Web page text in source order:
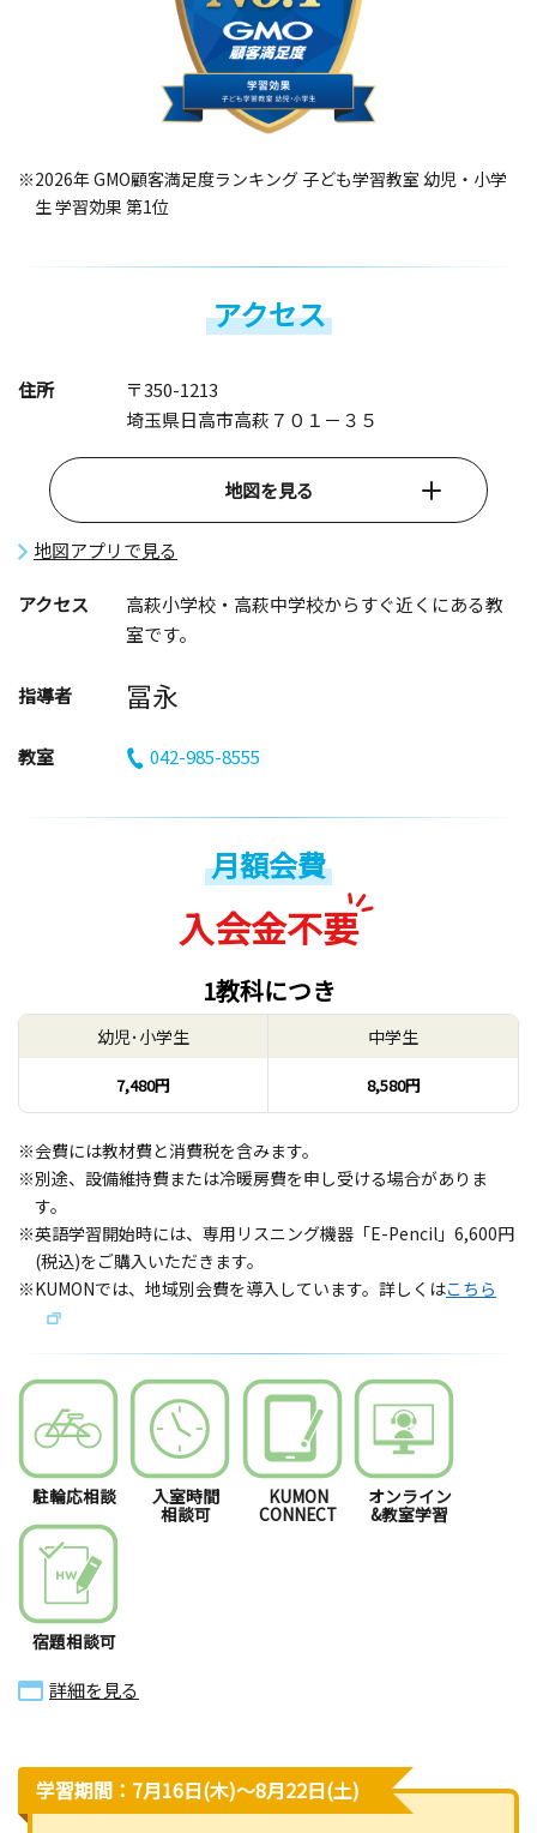
※2026年 GMO顧客満足度ランキング 子ども学習教室 幼児・小学
生 学習効果 第1位
アクセス
住所
〒350-1213
埼玉県日高市高萩７０１－３５
地図を見る
地図アプリで見る
アクセス
高萩小学校・高萩中学校からすぐ近くにある教
室です。
指導者 冨永
教室 042-985-8555
月額会費
入会金不要
1教科につき
幼児･小学生
7,480円
中学生
8,580円
※会費には教材費と消費税を含みます。
※別途、設備維持費または冷暖房費を申し受ける場合がありま
す。
※英語学習開始時には、専用リスニング機器「E-Pencil」6,600円
(税込)をご購入いただきます。
※KUMONでは、地域別会費を導入しています。詳しくはこちら
駐輪応相談 入室時間
相談可
KUMON
CONNECT
オンライン
&教室学習
宿題相談可
詳細を見る
学習期間：7月16日(木)〜8月22日(土)